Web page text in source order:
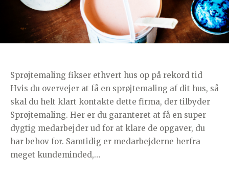
Sprøjtemaling fikser ethvert hus op på rekord tid
Hvis du overvejer at få en sprøjtemaling af dit hus, så
skal du helt klart kontakte dette firma, der tilbyder
Sprøjtemaling. Her er du garanteret at få en super
dygtig medarbejder ud for at klare de opgaver, du
har behov for. Samtidig er medarbejderne herfra
meget kundeminded,…